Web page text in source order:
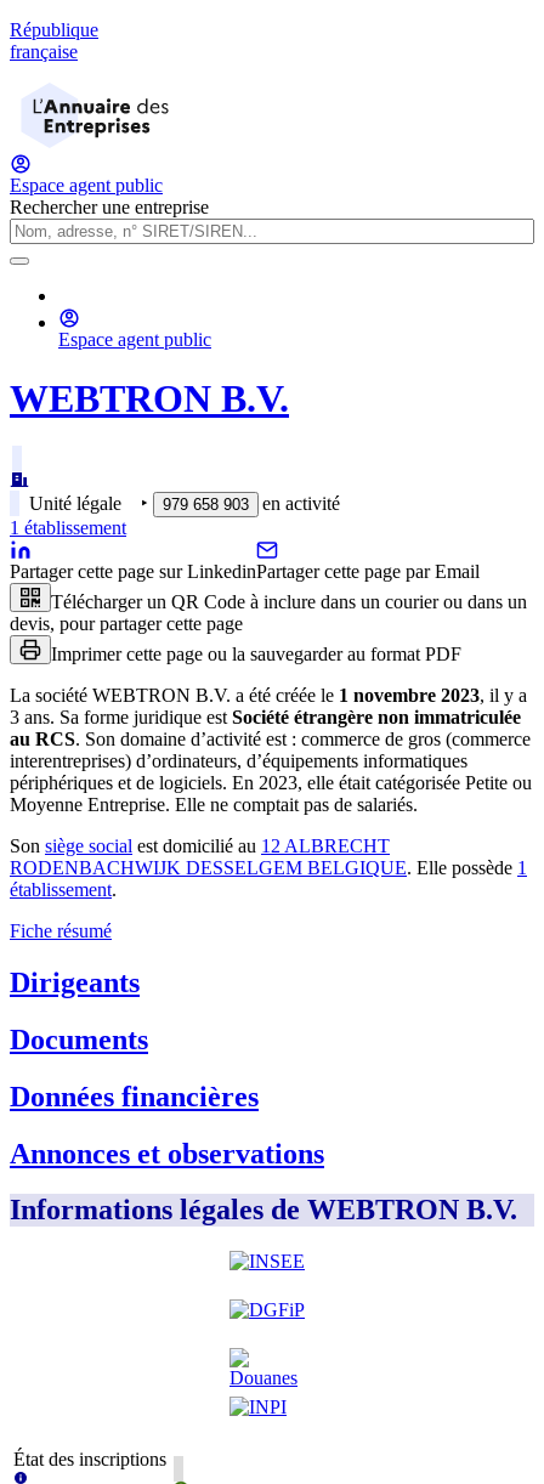
République
française
Espace agent public
Rechercher une entreprise
Espace agent public
WEBTRON B.V.
Unité légale ‣ 979 658 903
en activité
1 établissement
Partager cette page sur LinkedinPartager cette page par Email
Télécharger un QR Code à inclure dans un courier ou dans un
devis, pour partager cette page
Imprimer cette page ou la sauvegarder au format PDF
La société WEBTRON B.V. a été créée le 1 novembre 2023, il y a
3 ans. Sa forme juridique est Société étrangère non immatriculée
au RCS. Son domaine d’activité est : commerce de gros (commerce
interentreprises) d’ordinateurs, d’équipements informatiques
périphériques et de logiciels. En 2023, elle était catégorisée Petite ou
Moyenne Entreprise. Elle ne comptait pas de salariés.
Son siège social est domicilié au 12 ALBRECHT
RODENBACHWIJK DESSELGEM BELGIQUE. Elle possède 1
établissement.
Fiche résumé
Dirigeants
Documents
Données financières
Annonces et observations
Informations légales de WEBTRON B.V.
État des inscriptions